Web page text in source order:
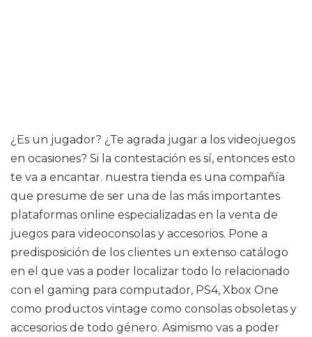
¿Es un jugador? ¿Te agrada jugar a los videojuegos
en ocasiones? Si la contestación es sí, entonces esto
te va a encantar. nuestra tienda es una compañía
que presume de ser una de las más importantes
plataformas online especializadas en la venta de
juegos para videoconsolas y accesorios. Pone a
predisposición de los clientes un extenso catálogo
en el que vas a poder localizar todo lo relacionado
con el gaming para computador, PS4, Xbox One
como productos vintage como consolas obsoletas y
accesorios de todo género. Asimismo vas a poder